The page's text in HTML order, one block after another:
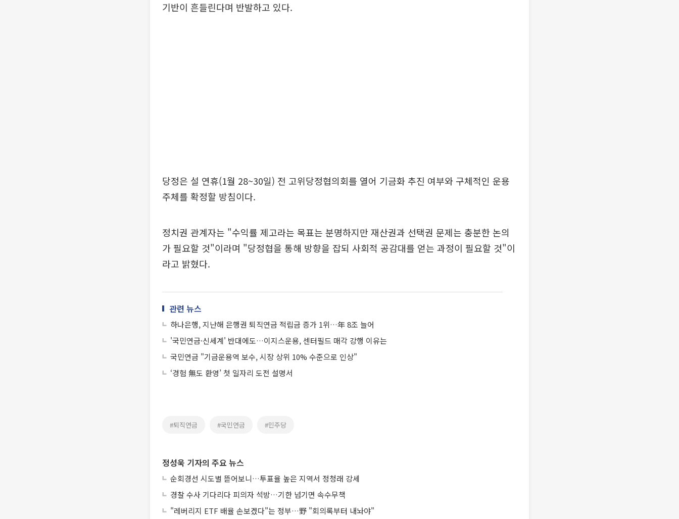
기반이 흔들린다며 반발하고 있다.
당정은 설 연휴(1월 28~30일) 전 고위당정협의회를 열어 기금화 추진 여부와 구체적인 운용
주체를 확정할 방침이다.
정치권 관계자는 "수익률 제고라는 목표는 분명하지만 재산권과 선택권 문제는 충분한 논의
가 필요할 것"이라며 "당정협을 통해 방향을 잡되 사회적 공감대를 얻는 과정이 필요할 것"이
라고 밝혔다.
관련 뉴스
하나은행, 지난해 은행권 퇴직연금 적립금 증가 1위…年 8조 늘어
'국민연금·신세계' 반대에도…이지스운용, 센터필드 매각 강행 이유는
국민연금 "기금운용역 보수, 시장 상위 10% 수준으로 인상"
‘경험 無도 환영’ 첫 일자리 도전 설명서
#퇴직연금 #국민연금 #민주당
정성욱 기자의 주요 뉴스
순회경선 시도별 뜯어보니…투표율 높은 지역서 정청래 강세
경찰 수사 기다리다 피의자 석방…기한 넘기면 속수무책
"레버리지 ETF 배율 손보겠다"는 정부…野 "회의록부터 내놔야"